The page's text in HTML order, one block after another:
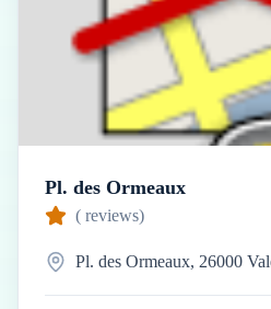
Pl. des Ormeaux
( reviews)
Pl. des Ormeaux, 26000